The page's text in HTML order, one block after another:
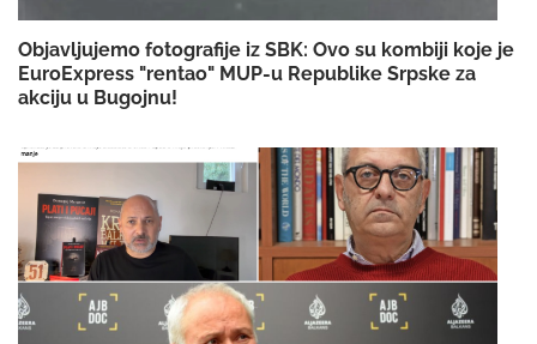
Objavljujemo fotografije iz SBK: Ovo su kombiji koje je
EuroExpress "rentao" MUP-u Republike Srpske za
akciju u Bugojnu!